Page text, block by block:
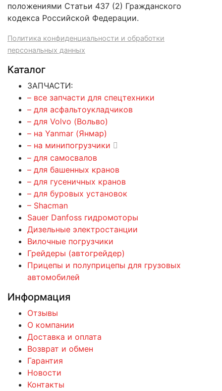
положениями Статьи 437 (2) Гражданского
кодекса Российской Федерации.
Политика конфиденциальности и обработки
персональных данных
Каталог
ЗАПЧАСТИ:
– все запчасти для спецтехники
– для асфальтоукладчиков
– для Volvo (Вольво)
– на Yanmar (Янмар)
– на минипогрузчики
– для самосвалов
– для башенных кранов
– для гусеничных кранов
– для буровых установок
– Shacman
Sauer Danfoss гидромоторы
Дизельные электростанции
Вилочные погрузчики
Грейдеры (автогрейдер)
Прицепы и полуприцепы для грузовых
автомобилей
Информация
Отзывы
О компании
Доставка и оплата
Возврат и обмен
Гарантия
Новости
Контакты